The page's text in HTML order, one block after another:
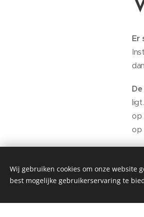
Er
op
op
Wij gebruiken cookies om onze website
best mogelijke gebruikerservaring te